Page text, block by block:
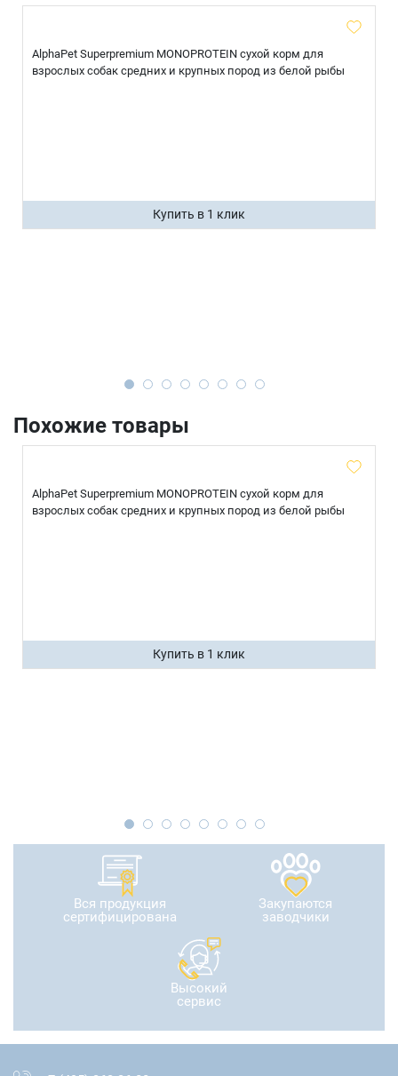
AlphaPet Superpremium MONOPROTEIN сухой корм для
взрослых собак средних и крупных пород из белой рыбы
Купить в 1 клик
Похожие товары
AlphaPet Superpremium MONOPROTEIN сухой корм для
взрослых собак средних и крупных пород из белой рыбы
Купить в 1 клик
Вся продукция
сертифицирована
Закупаются
заводчики
Высокий
сервис